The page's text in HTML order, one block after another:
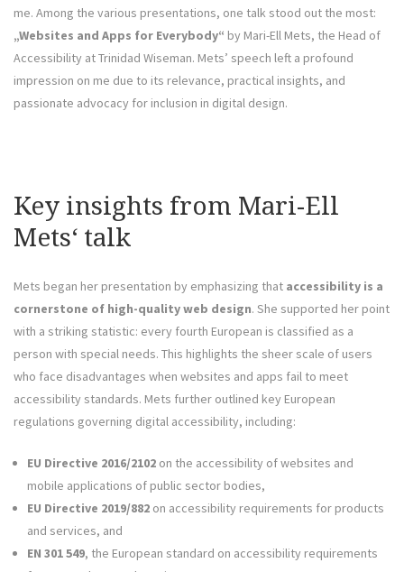
me. Among the various presentations, one talk stood out the most:
„Websites and Apps for Everybody“ by Mari-Ell Mets, the Head of
Accessibility at Trinidad Wiseman. Mets’ speech left a profound
impression on me due to its relevance, practical insights, and
passionate advocacy for inclusion in digital design.
Key insights from Mari-Ell
Mets‘ talk
Mets began her presentation by emphasizing that accessibility is a
cornerstone of high-quality web design. She supported her point
with a striking statistic: every fourth European is classified as a
person with special needs. This highlights the sheer scale of users
who face disadvantages when websites and apps fail to meet
accessibility standards. Mets further outlined key European
regulations governing digital accessibility, including:
EU Directive 2016/2102 on the accessibility of websites and
mobile applications of public sector bodies,
EU Directive 2019/882 on accessibility requirements for products
and services, and
EN 301 549, the European standard on accessibility requirements